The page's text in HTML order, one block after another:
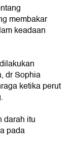
membakar
keadaan
dr Sophia
ketika perut
darah itu
pada